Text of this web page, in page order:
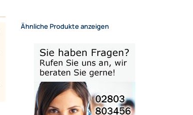
Ähnliche Produkte anzeigen